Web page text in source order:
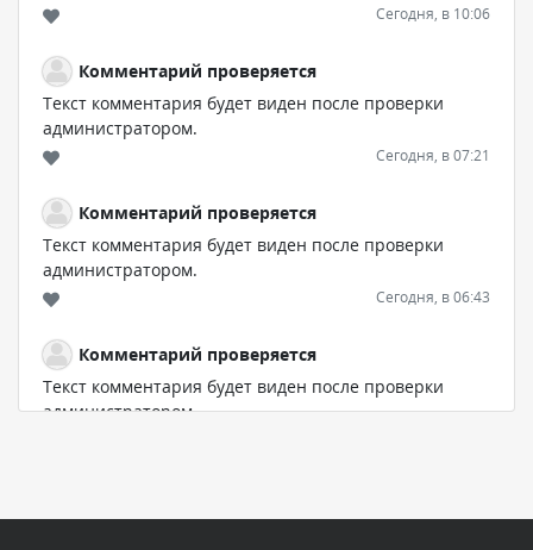
Сегодня, в 10:06
Комментарий проверяется
Текст комментария будет виден после проверки
администратором.
Сегодня, в 07:21
Комментарий проверяется
Текст комментария будет виден после проверки
администратором.
Сегодня, в 06:43
Комментарий проверяется
Текст комментария будет виден после проверки
администратором.